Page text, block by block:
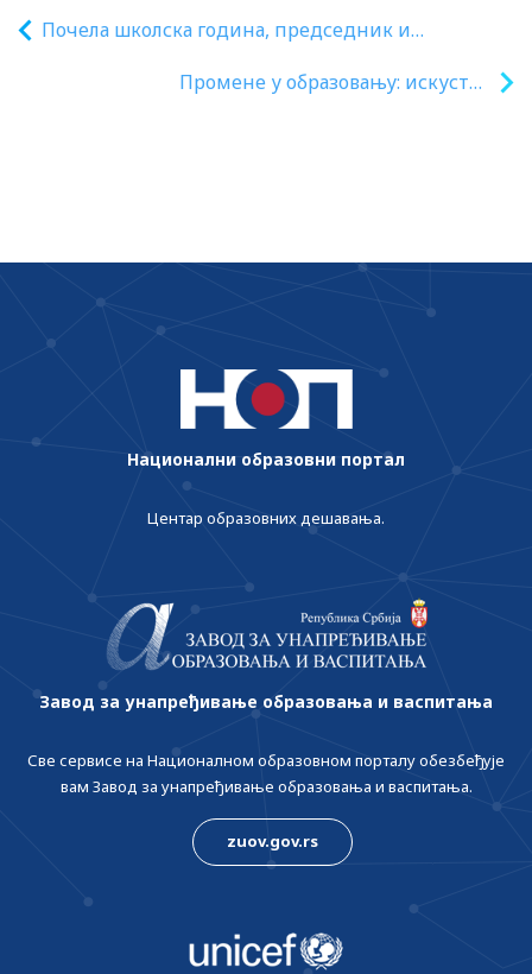
Почела школска година, председник и
Промене у образовању: искуство
Национални образовни портал
Центар образовних дешавања.
Завод за унапређивање образовања и васпитања
Све сервисе на Националном образовном порталу обезбеђује
вам Завод за унапређивање образовања и васпитања.
zuov.gov.rs